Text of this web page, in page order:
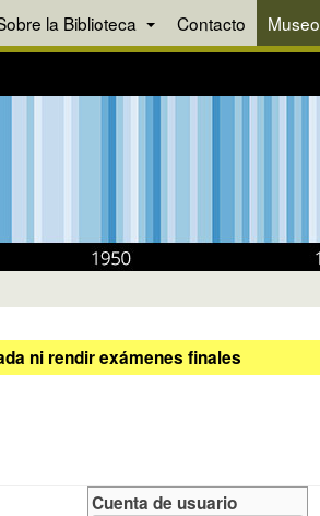
la Biblioteca Contacto Museo
ni rendir exámenes finales
Cuenta de usuario